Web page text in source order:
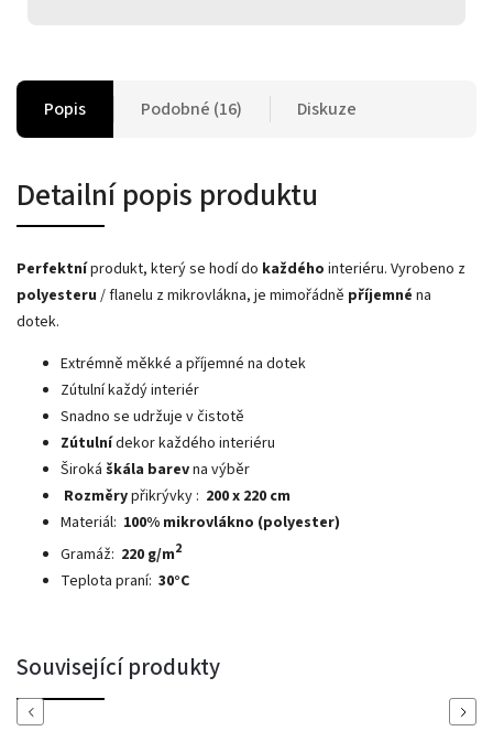
Popis Podobné (16) Diskuze
Detailní popis produktu
Perfektníprodukt, který se hodí do každého interiéru. Vyrobeno z
polyesteru / flanelu z mikrovlákna, je mimořádně příjemné na
dotek.
Extrémně měkké a příjemné na dotek
Zútulní každý interiér
Snadno se udržuje v čistotě
Zútulnídekor každého interiéru
Široká škála barevna výběr
Rozměrypřikrývky : 200 x 220 cm
Materiál: 100% mikrovlákno (polyester)
Gramáž: 220 g/m2
Teplota praní: 30°C
Související produkty
Previous Next